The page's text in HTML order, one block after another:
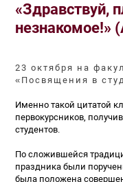
«Здравствуй,
незнакомое!»
23 октября на
«Посвящения в
Именно такой цитатой
первокурсников,
студентов.
По сложившейся
праздника были
была положена